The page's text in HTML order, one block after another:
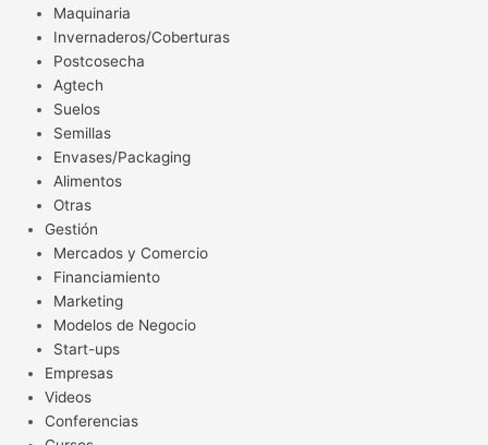
Maquinaria
Invernaderos/Coberturas
Postcosecha
Agtech
Suelos
Semillas
Envases/Packaging
Alimentos
Otras
Gestión
Mercados y Comercio
Financiamiento
Marketing
Modelos de Negocio
Start-ups
Empresas
Videos
Conferencias